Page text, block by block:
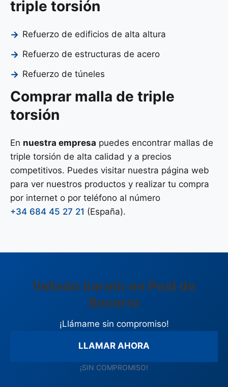
triple torsión
Refuerzo de edificios de alta altura
Refuerzo de estructuras de acero
Refuerzo de túneles
Comprar malla de triple
torsión
En nuestra empresa puedes encontrar mallas de
triple torsión de alta calidad y a precios
competitivos. Puedes visitar nuestra página web
para ver nuestros productos y realizar tu compra
por internet o por teléfono al número
+34 684 45 27 21 (España).
Vallado barato en Peal de
Becerro
¡Llámame sin compromiso!
LLAMAR AHORA
¡SIN COMPROMISO!